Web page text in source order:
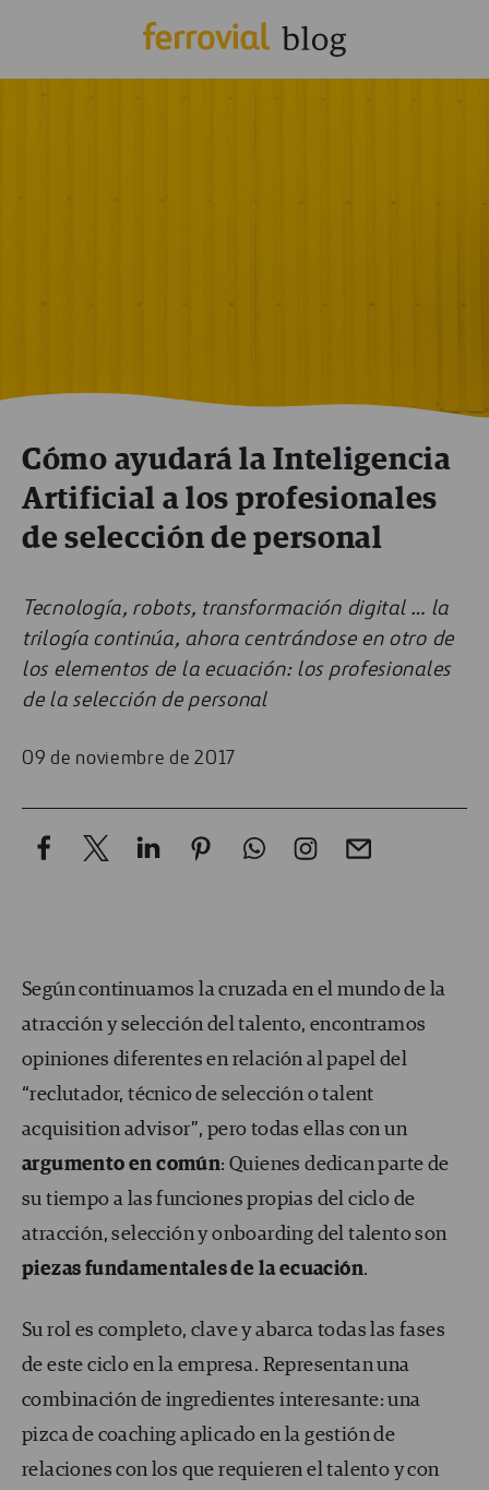
Cómo ayudará la Inteligencia
Artificial a los profesionales
de selección de personal
Tecnología, robots, transformación digital … la
trilogía continúa, ahora centrándose en otro de
los elementos de la ecuación: los profesionales
de la selección de personal
09 de noviembre de 2017
Según continuamos la cruzada en el mundo de la
atracción y selección del talento, encontramos
opiniones diferentes en relación al papel del
“reclutador, técnico de selección o talent
acquisition advisor”, pero todas ellas con un
argumento en común: Quienes dedican parte de
su tiempo a las funciones propias del ciclo de
atracción, selección y onboarding del talento son
piezas fundamentales de la ecuación.
Su rol es completo, clave y abarca todas las fases
de este ciclo en la empresa. Representan una
combinación de ingredientes interesante: una
pizca de coaching aplicado en la gestión de
relaciones con los que requieren el talento y con